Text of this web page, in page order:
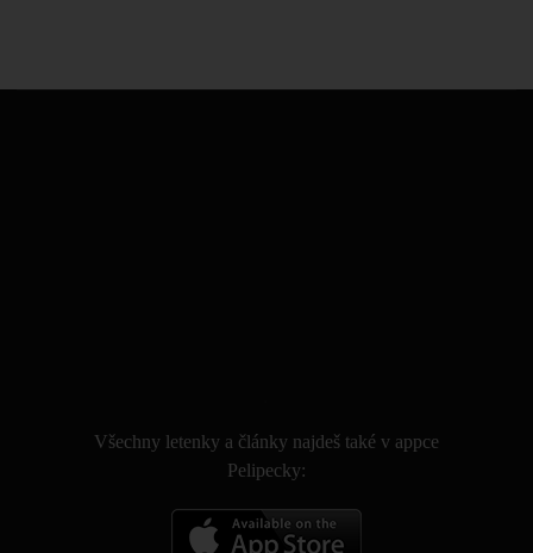
Všechny letenky a články najdeš také v appce
Pelipecky: